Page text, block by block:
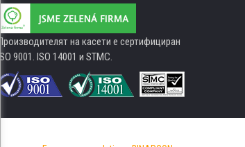
Производителят на касети е сертифициран
ISO 9001. ISO 14001 и STMC.